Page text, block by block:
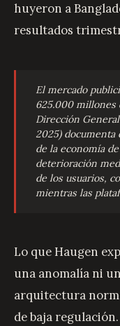
huyeron a
resultados
El mercado
625.000 millones
Dirección
2025) documenta
de la economía
deterioración
de los usuarios,
mientras las
Lo que Haugen
una anomalía ni
arquitectura
de baja